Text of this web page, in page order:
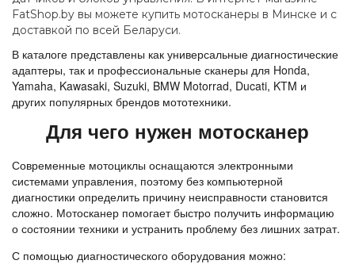
FatShop.by вы можете купить мотосканеры в Минске и с
доставкой по всей Беларуси.
В каталоге представлены как универсальные диагностические
адаптеры, так и профессиональные сканеры для Honda,
Yamaha, Kawasaki, Suzuki, BMW Motorrad, Ducati, KTM и
других популярных брендов мототехники.
Для чего нужен мотосканер
Современные мотоциклы оснащаются электронными
системами управления, поэтому без компьютерной
диагностики определить причину неисправности становится
сложно. Мотосканер помогает быстро получить информацию
о состоянии техники и устранить проблему без лишних затрат.
С помощью диагностического оборудования можно: